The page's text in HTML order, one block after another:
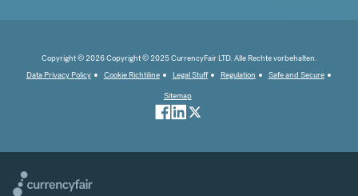
Copyright © 2026 Copyright © 2025 CurrencyFair LTD. Alle Rechte vorbehalten.
Data Privacy Policy
Cookie Richtiline Legal Stuff Regulation
Safe and Secure
Sitemap